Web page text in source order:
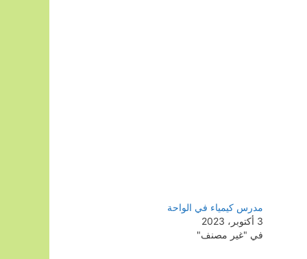
مدرس كيمياء في الواحة
3 أكتوبر، 2023
في "غير مصنف"